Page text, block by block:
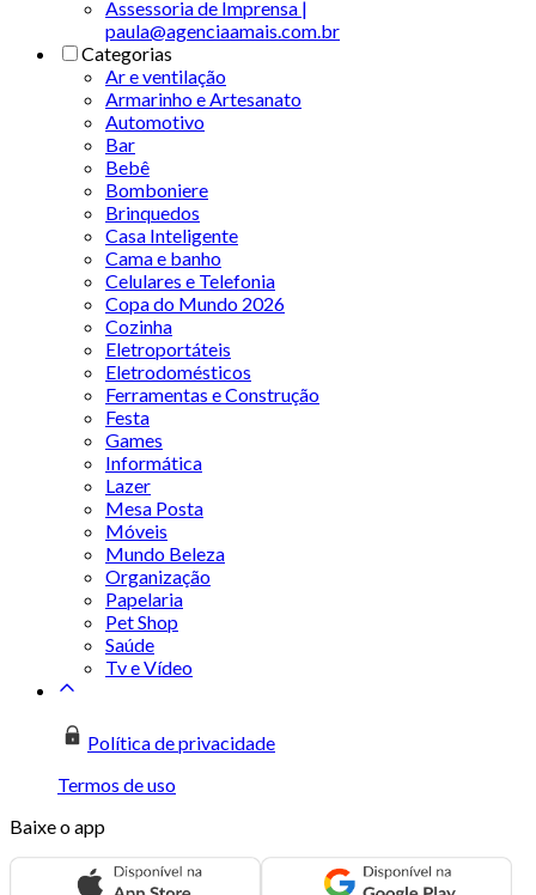
Assessoria de Imprensa |
paula@agenciaamais.com.br
Categorias
Ar e ventilação
Armarinho e Artesanato
Automotivo
Bar
Bebê
Bomboniere
Brinquedos
Casa Inteligente
Cama e banho
Celulares e Telefonia
Copa do Mundo 2026
Cozinha
Eletroportáteis
Eletrodomésticos
Ferramentas e Construção
Festa
Games
Informática
Lazer
Mesa Posta
Móveis
Mundo Beleza
Organização
Papelaria
Pet Shop
Saúde
Tv e Vídeo
Política de privacidade
Termos de uso
Baixe o app